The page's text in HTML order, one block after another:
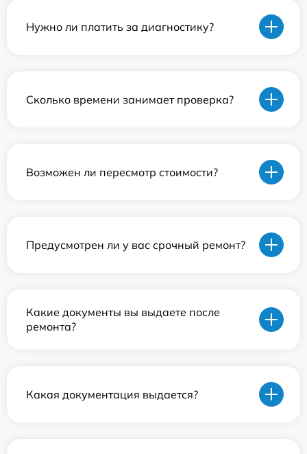
Нужно ли платить за диагностику?
Сколько времени занимает проверка?
Возможен ли пересмотр стоимости?
Предусмотрен ли у вас срочный ремонт?
Какие документы вы выдаете после
ремонта?
Какая документация выдается?